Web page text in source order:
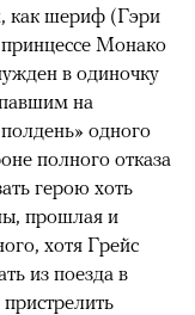
как шериф (Гэри
Монако
в одиночку
на
одного
полного отказа
герою хоть
прошлая и
хотя Грейс
из поезда в